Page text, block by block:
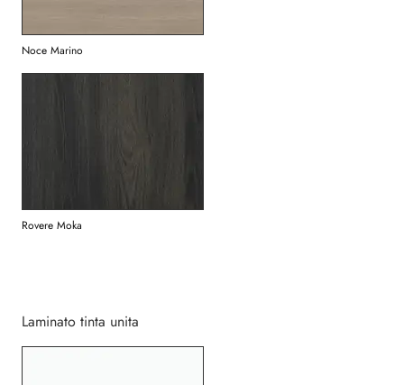
Noce Marino
Rovere Moka
Laminato tinta unita